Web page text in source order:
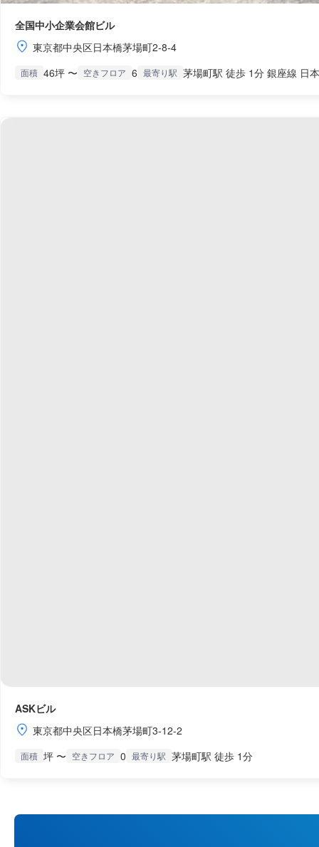
全国中小企業会館ビル
東京都中央区日本橋茅場町2-8-4
面積 46坪 〜 空きフロア 6 最寄り駅 茅場町駅 徒歩 1分 銀座線 日
ASKビル
東京都中央区日本橋茅場町3-12-2
面積 坪 〜 空きフロア 0 最寄り駅 茅場町駅 徒歩 1分